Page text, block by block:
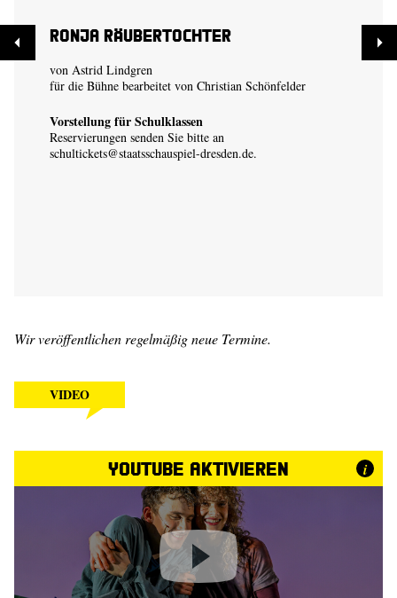
Ronja Räubertochter
von Astrid Lindgren
für die Bühne bearbeitet von Christian Schönfelder
Vorstellung für Schulklassen
Reservierungen senden Sie bitte an
schultickets@staatsschauspiel-dresden.de.
Wir veröffentlichen regelmäßig neue Termine.
VIDEO
YouTube aktivieren i